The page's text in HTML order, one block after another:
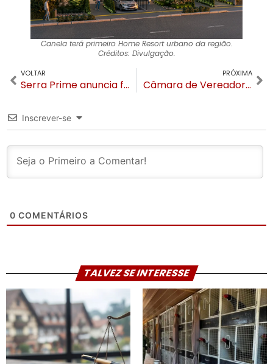
Canela terá primeiro Home Resorturbano da região.
Créditos: Divulgação.
VOLTAR
Serra Prime anuncia fusão e expansão para o Litoral de Santa Catarina
PRÓXIMA
Câmara de Vereadores de Gramado abre seleção para estagiários
Inscrever-se
0 COMENTÁRIOS
TALVEZ SE INTERESSE